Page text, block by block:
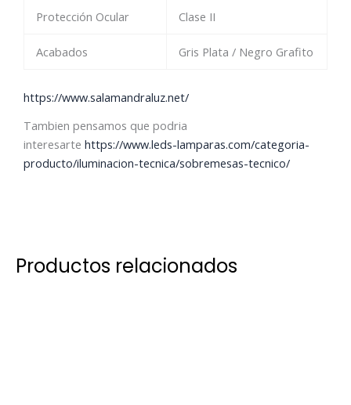
Protección Ocular Clase II
Acabados Gris Plata / Negro Grafito
https://www.salamandraluz.net/
Tambien pensamos que podria
interesarte https://www.leds-lamparas.com/categoria-
producto/iluminacion-tecnica/sobremesas-tecnico/
Productos relacionados